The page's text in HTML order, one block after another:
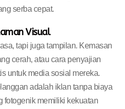
serba cepat.
Visual
tapi juga tampilan. Kemasan
cerah, atau cara penyajian
untuk media sosial mereka.
adalah iklan tanpa biaya
fotogenik memiliki kekuatan